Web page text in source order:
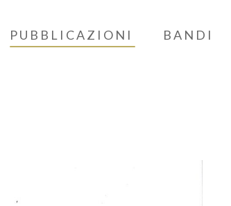
PUBBLICAZIONI BANDI